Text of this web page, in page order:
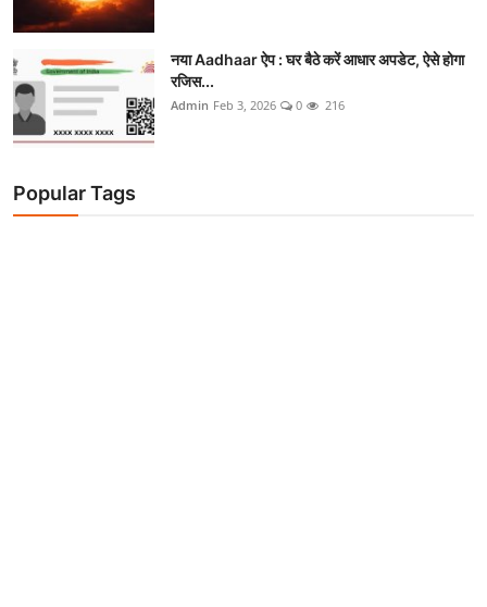
नया Aadhaar ऐप : घर बैठे करें आधार अपडेट, ऐसे होगा
रजिस...
Admin Feb 3, 2026 0 216
Popular Tags